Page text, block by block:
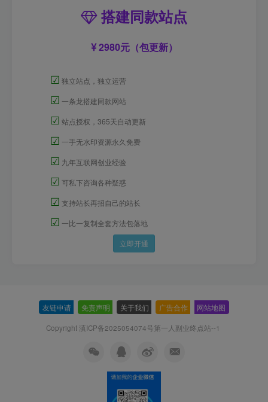
搭建同款站点
2980元（包更新）
☑ 独立站点，独立运营
☑ 一条龙搭建同款网站
☑ 站点授权，365天自动更新
☑ 一手无水印资源永久免费
☑ 九年互联网创业经验
☑ 可私下咨询各种疑惑
☑ 支持站长再招自己的站长
☑ 一比一复制全套方法包落地
立即开通
友链申请 免责声明 关于我们 广告合作 网站地图
Copyright 滇ICP备2025054074号第一人副业终点站--1